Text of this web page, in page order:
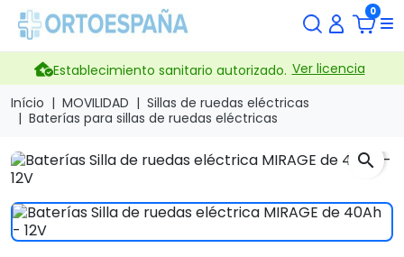
0
Establecimiento sanitario autorizado. Ver licencia
Início
MOVILIDAD
Sillas de ruedas eléctricas
Baterías para sillas de ruedas eléctricas
search